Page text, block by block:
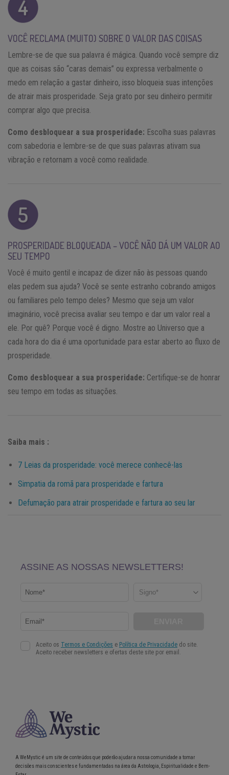
VOCÊ RECLAMA (MUITO) SOBRE O VALOR DAS COISAS
Lembre-se de que sua palavra é mágica. Quando você sempre diz
que as coisas são “caras demais” ou expressa verbalmente o
medo em relação a gastar dinheiro, isso bloqueia suas intenções
de atrair mais prosperidade. Seja grato por seu dinheiro permitir
comprar algo que precisa.
Como desbloquear a sua prosperidade: Escolha suas palavras
com sabedoria e lembre-se de que suas palavras ativam sua
vibração e retornam a você como realidade.
PROSPERIDADE BLOQUEADA – VOCÊ NÃO DÁ UM VALOR AO
SEU TEMPO
Você é muito gentil e incapaz de dizer não às pessoas quando
elas pedem sua ajuda? Você se sente estranho cobrando amigos
ou familiares pelo tempo deles? Mesmo que seja um valor
imaginário, você precisa avaliar seu tempo e dar um valor real a
ele. Por quê? Porque você é digno. Mostre ao Universo que a
cada hora do dia é uma oportunidade para estar aberto ao fluxo de
prosperidade.
Como desbloquear a sua prosperidade: Certifique-se de honrar
seu tempo em todas as situações.
Saiba mais :
7 Leias da prosperidade: você merece conhecê-las
Simpatia da romã para prosperidade e fartura
Defumação para atrair prosperidade e fartura ao seu lar
A WeMystic é um site de conteúdos que poderão ajudar a nossa comunidade a tomar
decisões mais conscientes e fundamentadas na área da Astrologia, Espiritualidade e Bem-